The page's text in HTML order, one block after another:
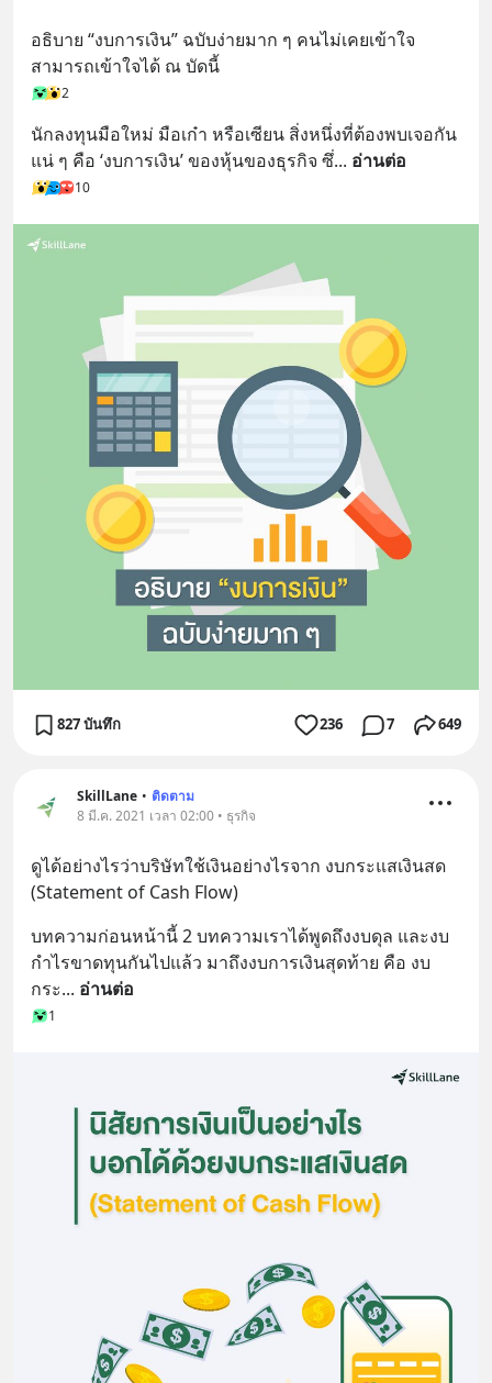
อธิบาย “งบการเงิน” ฉบับง่ายมาก ๆ คนไม่เคยเข้าใจ
สามารถเข้าใจได้ ณ บัดนี้
2
นักลงทุนมือใหม่ มือเก๋า หรือเซียน สิ่งหนึ่งที่ต้องพบเจอกัน
แน่ ๆ คือ ‘งบการเงิน’ ของหุ้นของธุรกิจ ซึ่... อ่านต่อ
10
827 บันทึก 236 7 649
SkillLane • ติดตาม
8 มี.ค. 2021 เวลา 02:00 • ธุรกิจ
ดูได้อย่างไรว่าบริษัทใช้เงินอย่างไรจาก งบกระแสเงินสด
(Statement of Cash Flow)
บทความก่อนหน้านี้ 2 บทความเราได้พูดถึงงบดุล และงบ
กำไรขาดทุนกันไปแล้ว มาถึงงบการเงินสุดท้าย คือ งบ
กระ... อ่านต่อ
1